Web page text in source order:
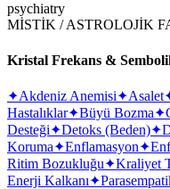
psychiatry
MİSTİK / ASTROLOJİK
Kristal Frekans &
✦Akdeniz Anemisi✦Asalet
Hastalıklar✦Büyü Bozma✦
Desteği✦Detoks (Beden)✦
Koruma✦Enflamasyon✦
Ritim Bozukluğu✦Kraliyet
Enerji Kalkanı✦